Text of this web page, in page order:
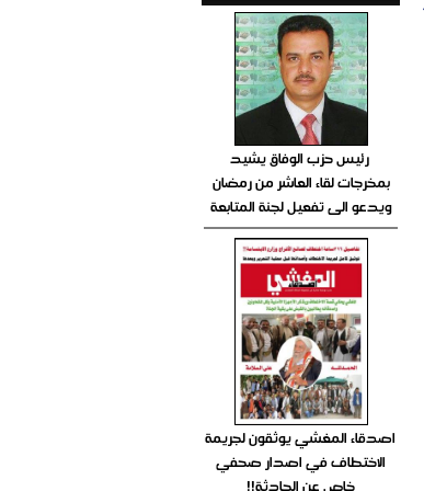
رئيس حزب الوفاق يشيد
بمخرجات لقاء العاشر من رمضان
ويدعو الى تفعيل لجنة المتابعة
اصدقاء المغشي يوثقون لجريمة
الاختطاف في اصدار صحفي
خاص عن الحادثة!!